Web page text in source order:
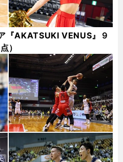
『AKATSUKI VENUS』９
）